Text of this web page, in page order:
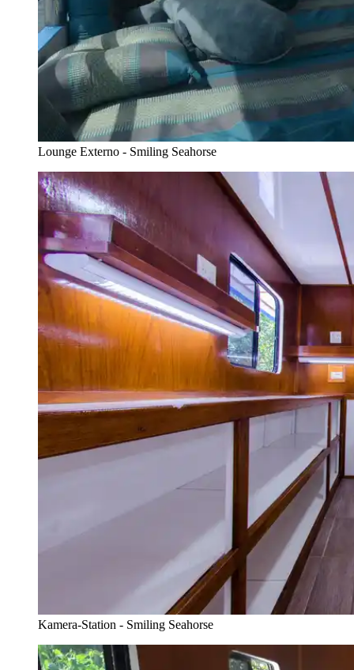
Lounge Externo - Smiling Seahorse
Kamera-Station - Smiling Seahorse